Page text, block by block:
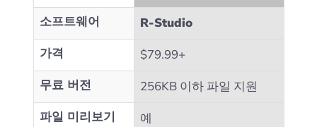
소프트웨어
R-Studio
가격
$79.99+
무료 버전
256KB 이하 파일 지원
파일 미리보기
예